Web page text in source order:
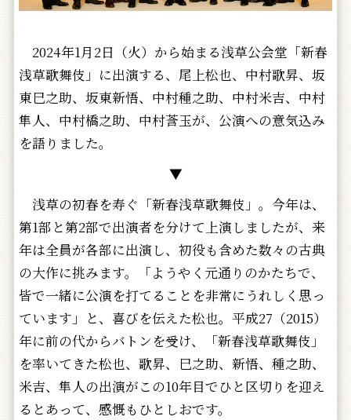
2024年1月2日（火）から始まる浅草公会堂「新春
浅草歌舞伎」に出演する、尾上松也、中村歌昇、坂
東巳之助、坂東新悟、中村種之助、中村米吉、中村
隼人、中村橋之助、中村莟玉が、公演への意気込み
を語りました。
▼
浅草の初春を寿ぐ「新春浅草歌舞伎」。今年は、
第1部と第2部で出演者を分けて上演しましたが、来
年は全員が各部に出演し、初役も含めた数々の古典
の大作に挑みます。「ようやく元通りのかたちで、
皆で一緒に公演を打てることを非常にうれしく思っ
ています」と、喜びを伝えた松也。平成27（2015）
年に前の代からバトンを受け、「新春浅草歌舞伎」
を率いてきた松也、歌昇、巳之助、新悟、種之助、
米吉、隼人の出演がこの10年目でひと区切りを迎え
るとあって、感慨もひとしおです。